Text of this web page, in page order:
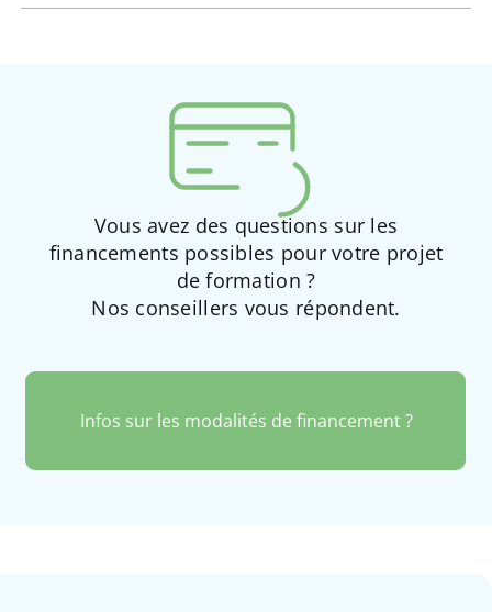
Vous avez des questions sur les
financements possibles pour votre projet
de formation ?
Nos conseillers vous répondent.
Infos sur les modalités de financement ?